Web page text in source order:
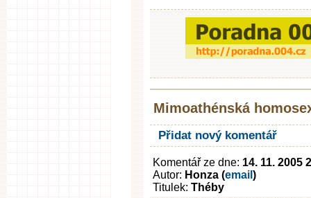
Mimoathénská
Přidat nový komentář
Komentář ze dne: 14. 11. 2005
Autor: Honza (email )
Titulek: Théby